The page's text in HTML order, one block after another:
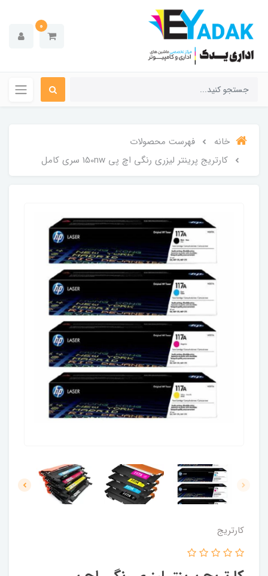
0
خانه
فهرست محصولات
کارتریج پرینتر لیزری رنگی اچ پی 150nw سری کامل
کارتریج